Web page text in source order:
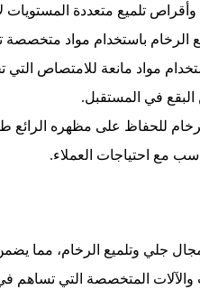
تلميع متعددة المستويات
الرخام باستخدام مواد متخصصة
مواد مانعة للامتصاص
البقع في المستقبل.
للحفاظ على مظهره
مع احتياجات العملاء.
جلي وتلميع الرخام، مما
المتخصصة التي تساهم